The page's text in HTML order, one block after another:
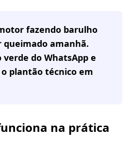
fazendo barulho
amanhã.
verde do WhatsApp e
plantão técnico em
na prática